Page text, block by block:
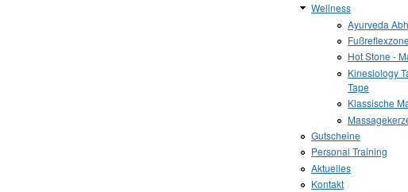
Wellness
Ayurveda
Hot Stone -
Kinesiology
Tape
Klassische
Gutscheine
Personal Training
Aktuelles
Kontakt